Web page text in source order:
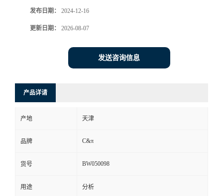
发布日期： 2024-12-16
更新日期： 2026-08-07
发送咨询信息
产品详请
产地 天津
品牌 C&π
货号 BW050098
用途 分析